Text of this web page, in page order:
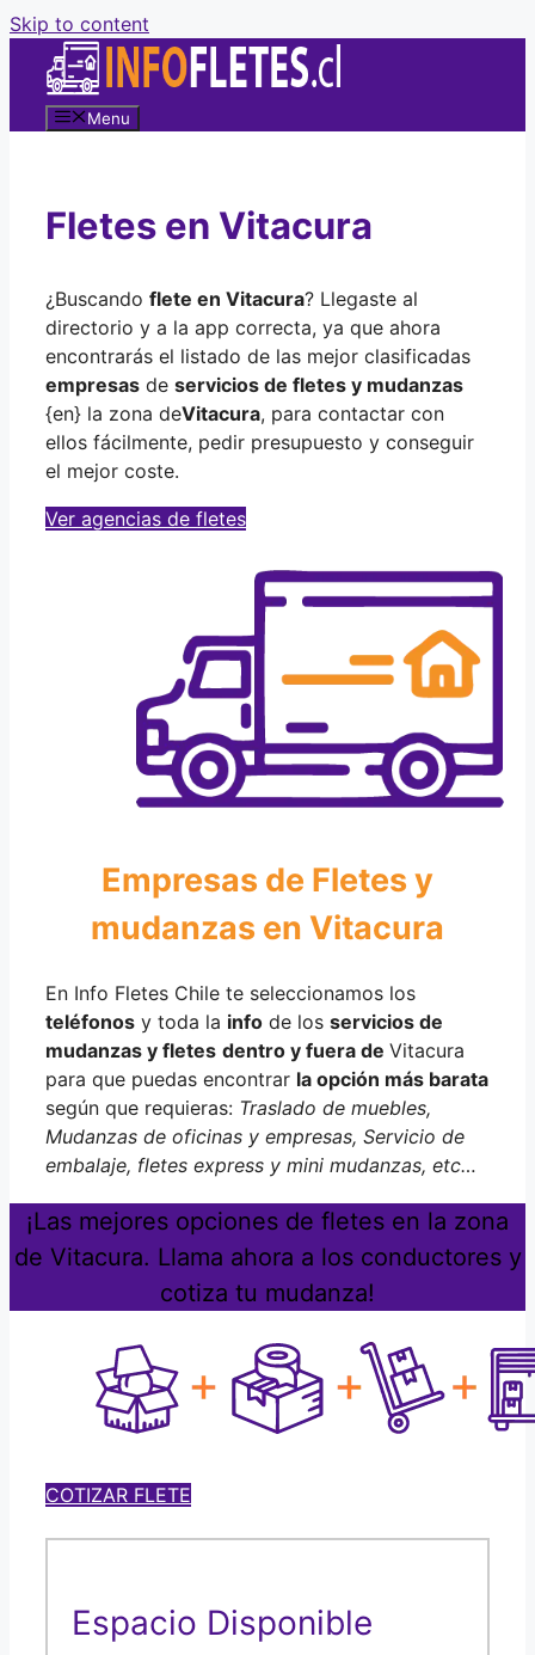
Skip to content
Menu
Fletes en Vitacura
¿Buscando flete en Vitacura? Llegaste al
directorio y a la app correcta, ya que ahora
encontrarás el listado de las mejor clasificadas
empresas de servicios de fletes y mudanzas
{en} la zona deVitacura, para contactar con
ellos fácilmente, pedir presupuesto y conseguir
el mejor coste.
Ver agencias de fletes
Empresas de Fletes y
mudanzas en Vitacura
En Info Fletes Chile te seleccionamos los
teléfonos y toda la info de los servicios de
mudanzas y fletes dentro y fuera de Vitacura
para que puedas encontrar la opción más barata
según que requieras: Traslado de muebles,
Mudanzas de oficinas y empresas, Servicio de
embalaje, fletes express y mini mudanzas, etc…
¡Las mejores opciones de fletes en la zona
de Vitacura. Llama ahora a los conductores y
cotiza tu mudanza!
COTIZAR FLETE
Espacio Disponible